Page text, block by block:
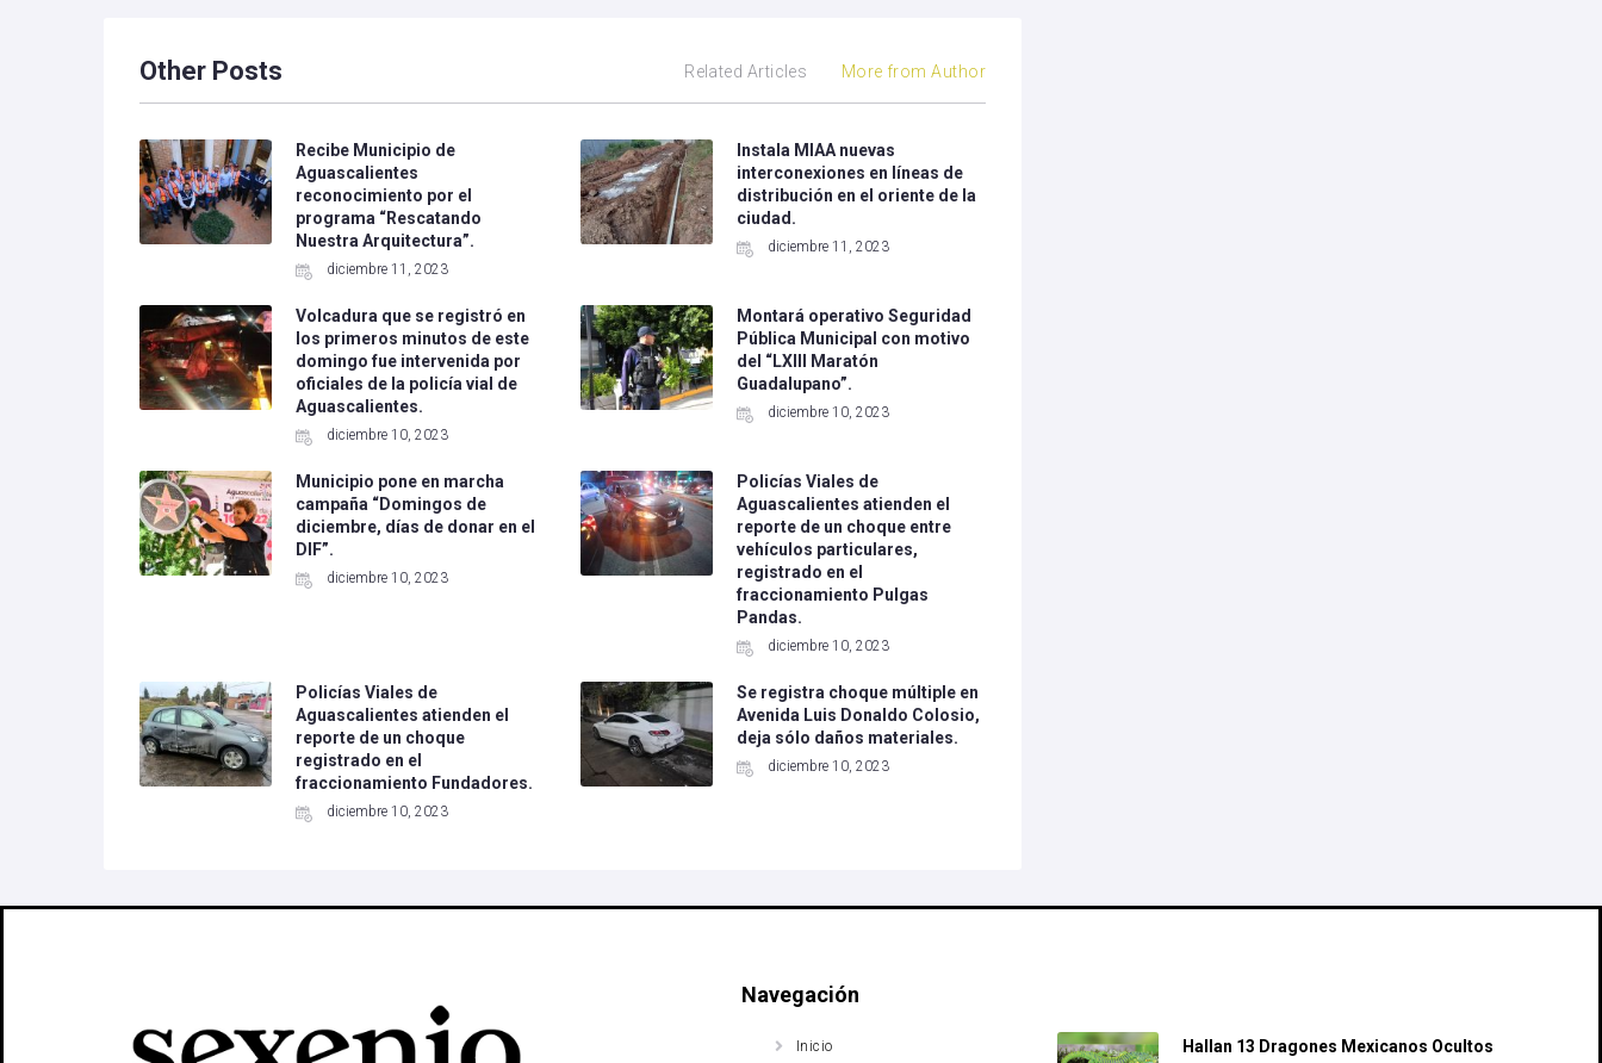
Other Posts Related Articles More from Author
Recibe Municipio de
Aguascalientes
reconocimiento por el
programa “Rescatando
Nuestra Arquitectura”.
diciembre 11, 2023
Instala MIAA nuevas
interconexiones en líneas de
distribución en el oriente de la
ciudad.
diciembre 11, 2023
Volcadura que se registró en
los primeros minutos de este
domingo fue intervenida por
oficiales de la policía vial de
Aguascalientes.
diciembre 10, 2023
Montará operativo Seguridad
Pública Municipal con motivo
del “LXIII Maratón
Guadalupano”.
diciembre 10, 2023
Municipio pone en marcha
campaña “Domingos de
diciembre, días de donar en el
DIF”.
diciembre 10, 2023
Policías Viales de
Aguascalientes atienden el
reporte de un choque entre
vehículos particulares,
registrado en el
fraccionamiento Pulgas
Pandas.
diciembre 10, 2023
Policías Viales de
Aguascalientes atienden el
reporte de un choque
registrado en el
fraccionamiento Fundadores.
diciembre 10, 2023
Se registra choque múltiple en
Avenida Luis Donaldo Colosio,
deja sólo daños materiales.
diciembre 10, 2023
Navegación
Inicio Hallan 13 Dragones Mexicanos Ocultos